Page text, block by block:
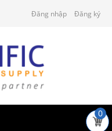
Đăng nhập Đăng ký
0